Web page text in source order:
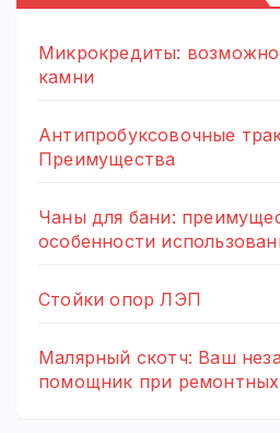
Микрокредиты:
камни
Антипробуксовочные
Преимущества
Чаны для бани:
особенности
Стойки опор ЛЭП
Малярный скотч: Ваш
помощник при ремонтных